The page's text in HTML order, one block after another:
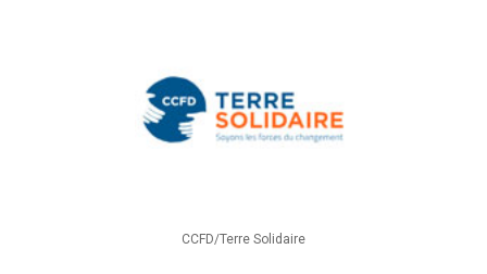
CCFD/Terre Solidaire